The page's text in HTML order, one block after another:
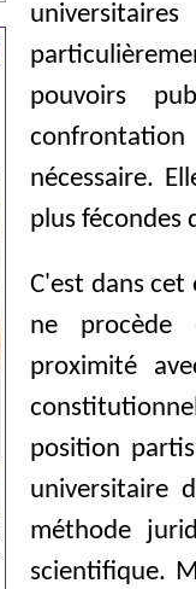
pouvoirs
nécessaire.
plus fécondes
C'est dans
ne procède
proximité
position
universitaire
méthode
scientifique.